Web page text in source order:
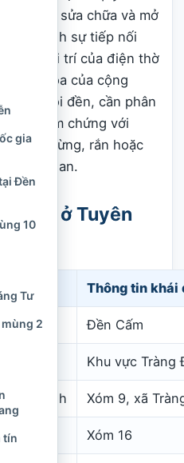
lần được sửa chữa và mở
phản ánh sự tiếp nối
cách bài trí của điện thờ
văn hóa của cộng
hiểu ngôi đền, cần phân
thể kiểm chứng với
thần rừng, rắn hoặc
dân gian.
Cấm ở Tuyên
Thông tin khái
Đền Cấm
Khu vực Tràng
chính Xóm 9, xã
Xóm 16
gia
Đền
10
Tư
2
tín